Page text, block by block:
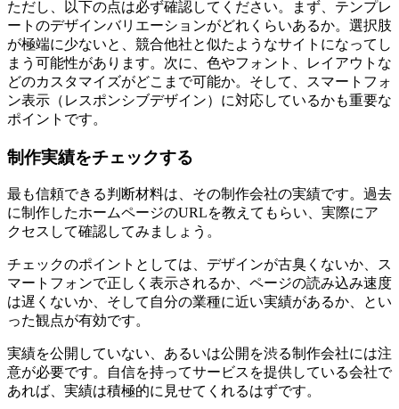
ただし、以下の点は必ず確認してください。まず、テンプレ
ートのデザインバリエーションがどれくらいあるか。選択肢
が極端に少ないと、競合他社と似たようなサイトになってし
まう可能性があります。次に、色やフォント、レイアウトな
どのカスタマイズがどこまで可能か。そして、スマートフォ
ン表示（レスポンシブデザイン）に対応しているかも重要な
ポイントです。
制作実績をチェックする
最も信頼できる判断材料は、その制作会社の実績です。過去
に制作したホームページのURLを教えてもらい、実際にア
クセスして確認してみましょう。
チェックのポイントとしては、デザインが古臭くないか、ス
マートフォンで正しく表示されるか、ページの読み込み速度
は遅くないか、そして自分の業種に近い実績があるか、とい
った観点が有効です。
実績を公開していない、あるいは公開を渋る制作会社には注
意が必要です。自信を持ってサービスを提供している会社で
あれば、実績は積極的に見せてくれるはずです。